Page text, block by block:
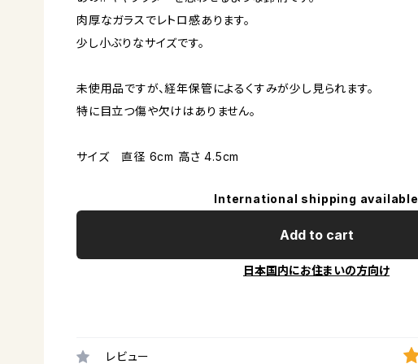
肉厚なガラスでレトロ感あります。
少し小ぶりなサイズです。
未使用品ですが、経年保管によるくすみが少し見られます。
特に目立つ傷や欠けはありません。
サイズ 直径 6cm 高さ 4.5cm
International shipping available
Add to cart
日本国内にお住まいの方向け
レビュー